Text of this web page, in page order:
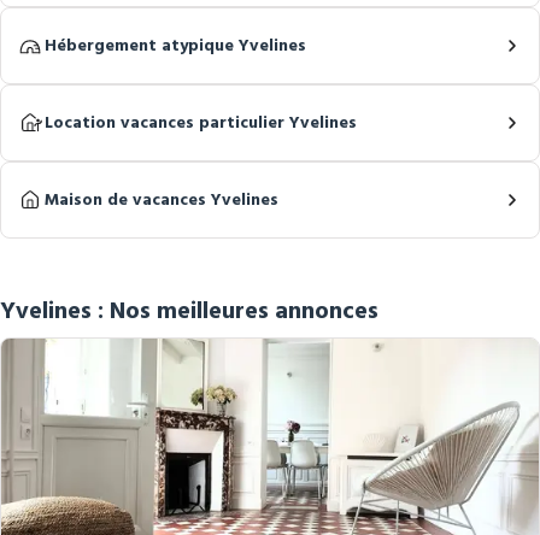
Hébergement atypique Yvelines
Location vacances particulier Yvelines
Maison de vacances Yvelines
Yvelines : Nos meilleures annonces